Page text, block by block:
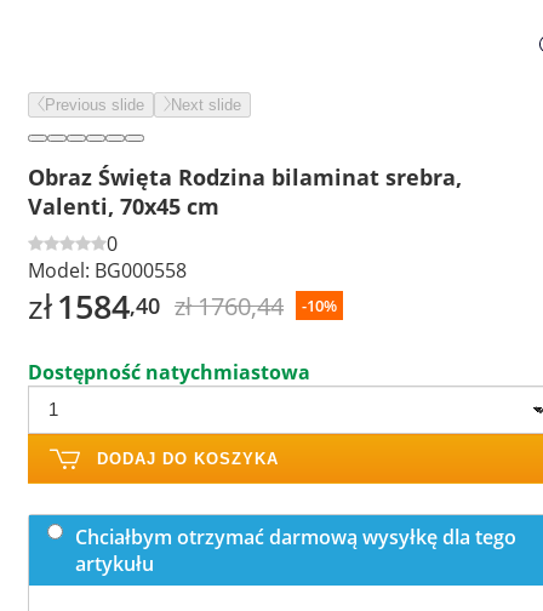
Previous slide Next slide
Obraz Święta Rodzina bilaminat srebra,
Valenti, 70x45 cm
0
Model: BG000558
zł1584,40 zł 1760,44 -10%
Dostępność natychmiastowa
DODAJ DO KOSZYKA
Chciałbym otrzymać darmową wysyłkę dla tego
artykułu